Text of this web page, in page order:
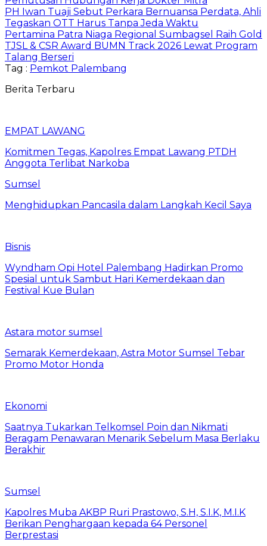
PH Iwan Tuaji Sebut Perkara Bernuansa Perdata, Ahli
Tegaskan OTT Harus Tanpa Jeda Waktu
Pertamina Patra Niaga Regional Sumbagsel Raih Gold
TJSL & CSR Award BUMN Track 2026 Lewat Program
Talang Berseri
Tag : Pemkot Palembang
Berita Terbaru
EMPAT LAWANG
Komitmen Tegas, Kapolres Empat Lawang PTDH
Anggota Terlibat Narkoba
Sumsel
Menghidupkan Pancasila dalam Langkah Kecil Saya
Bisnis
Wyndham Opi Hotel Palembang Hadirkan Promo
Spesial untuk Sambut Hari Kemerdekaan dan
Festival Kue Bulan
Astara motor sumsel
Semarak Kemerdekaan, Astra Motor Sumsel Tebar
Promo Motor Honda
Ekonomi
Saatnya Tukarkan Telkomsel Poin dan Nikmati
Beragam Penawaran Menarik Sebelum Masa Berlaku
Berakhir
Sumsel
Kapolres Muba AKBP Ruri Prastowo, S.H, S.I.K, M.I.K
Berikan Penghargaan kepada 64 Personel
Berprestasi